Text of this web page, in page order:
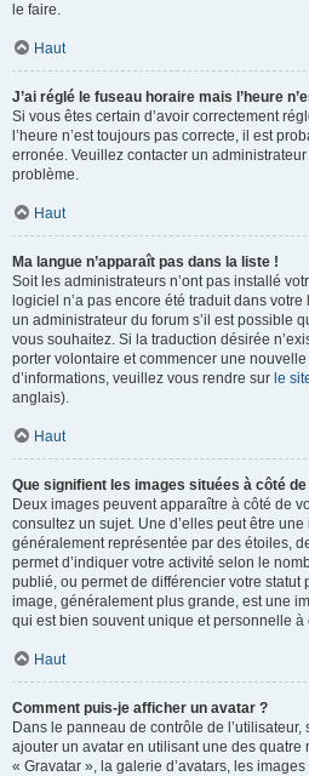
le faire.
Haut
J’ai réglé le fuseau horaire mais l’heure
Si vous êtes certain d’avoir correctement
l’heure n’est toujours pas correcte, il est
erronée. Veuillez contacter un
problème.
Haut
Ma langue n’apparaît pas dans la liste !
Soit les administrateurs n’ont pas installé
logiciel n’a pas encore été traduit dans
un administrateur du forum s’il est possible
vous souhaitez. Si la traduction désirée
porter volontaire et commencer une
d’informations, veuillez vous rendre sur le
anglais).
Haut
Que signifient les images situées à côté
Deux images peuvent apparaître à côté de
consultez un sujet. Une d’elles peut être
généralement représentée par des étoiles,
permet d’indiquer votre activité selon le
publié, ou permet de différencier votre statut
image, généralement plus grande, est une
qui est bien souvent unique et personnelle à
Haut
Comment puis-je afficher un avatar ?
Dans le panneau de contrôle de
ajouter un avatar en utilisant une des quatre
« Gravatar », la galerie d’avatars, les